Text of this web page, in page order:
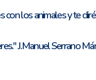
con los animales y te
J.Manuel Serrano